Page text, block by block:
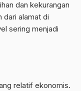
dan kekurangan
dari alamat di
sering menjadi
relatif ekonomis.